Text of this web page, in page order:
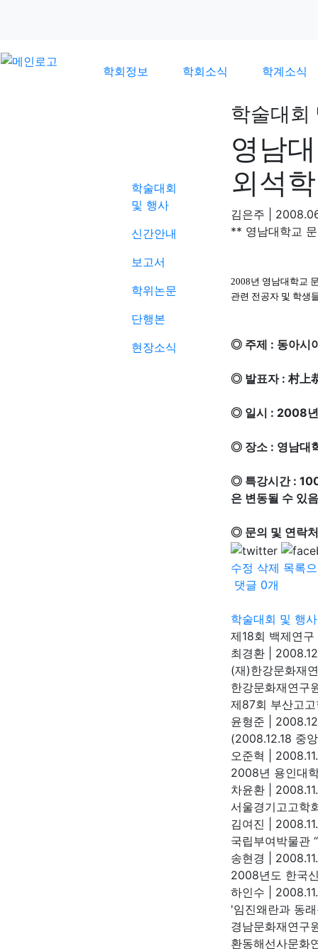
학회정보 학회소식 학계소식
학술대회
및 행사
신간안내
보고서
학위논문
단행본
현장소식
학술대회
영남
외석
김은주
** 영남대학교
2008년 영남대학교
관련 전공자 및 학생
◎ 주제 : 동아시
◎ 발표자 : 村上
◎ 일시 : 2008
◎ 장소 : 영남대
◎ 특강시간 :
은 변동될 수 있
◎ 문의 및 연락
수정 삭제 목록
댓글 0개
학술대회 및 행사
제18회 백제연
최경환
(재)한강문화재
한강문화재연구
제87회 부산고
윤형준
(2008.12.18 중
오준혁
2008년 용인대
차윤환
서울경기고고학
김여진
국립부여박물관
송현경
2008년도 한국
하인수
'임진왜란과 동
경남문화재연구
환동해선사문화